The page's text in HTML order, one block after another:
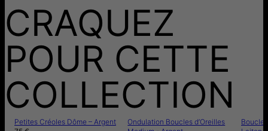
CRAQUEZ
POUR CETTE
COLLECTION
Petites Créoles Dôme – Argent
Ondulation Boucles d’Oreilles